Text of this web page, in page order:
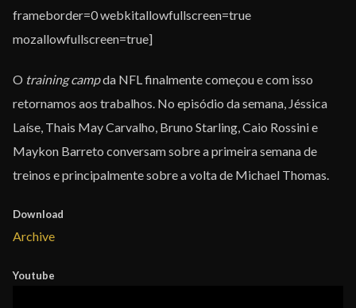
frameborder=0 webkitallowfullscreen=true
mozallowfullscreen=true]
O training campda NFL finalmente começou e com isso
retornamos aos trabalhos. No episódio da semana, Jéssica
Laíse, Thais May Carvalho, Bruno Starling, Caio Rossini e
Maykon Barreto conversam sobre a primeira semana de
treinos e principalmente sobre a volta de Michael Thomas.
Download
Archive
Youtube